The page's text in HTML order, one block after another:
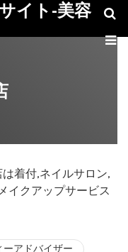
イト-美容
着付,ネイルサロン,
イクアップサービス
ーアドバイザー